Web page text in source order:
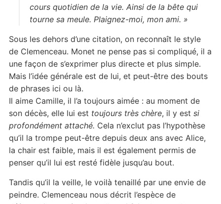
cours quotidien de la vie. Ainsi de la bête qui
tourne sa meule. Plaignez-moi, mon ami. »
Sous les dehors d’une citation, on reconnaît le style
de Clemenceau. Monet ne pense pas si compliqué, il a
une façon de s’exprimer plus directe et plus simple.
Mais l’idée générale est de lui, et peut-être des bouts
de phrases ici ou là.
Il aime Camille, il l’a toujours aimée : au moment de
son décès, elle lui est toujours très chère, il y est si
profondément attaché. Cela n’exclut pas l’hypothèse
qu’il la trompe peut-être depuis deux ans avec Alice,
la chair est faible, mais il est également permis de
penser qu’il lui est resté fidèle jusqu’au bout.
Tandis qu’il la veille, le voilà tenaillé par une envie de
peindre. Clemenceau nous décrit l’espèce de